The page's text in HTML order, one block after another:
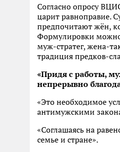
Согласно опросу
царит равноправие.
предпочитают жён,
Формулировки можно
муж-стратег, жена-
традиция предков-
«Придя с работы,
непрерывно
«Это необходимое
антимужскими
«Соглашаясь на
семье и стране».